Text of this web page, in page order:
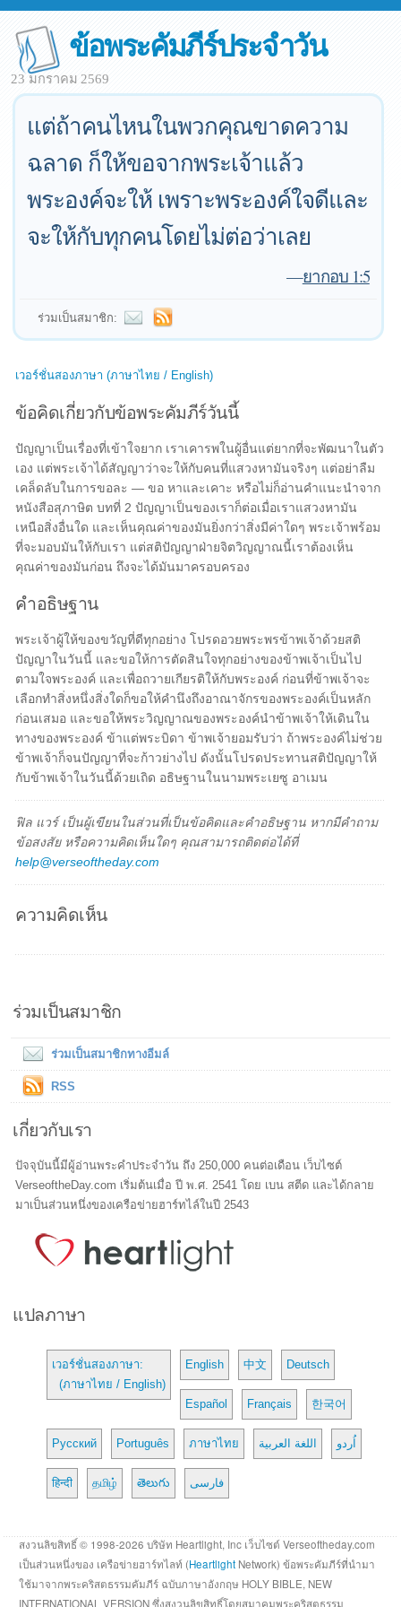
ข้อพระคัมภีร์ประจำวัน
23 มกราคม 2569
แต่ถ้าคนไหนในพวกคุณขาดความ
ฉลาด ก็ให้ขอจากพระเจ้าแล้ว
พระองค์จะให้ เพราะพระองค์ใจดีและ
จะให้กับทุกคนโดยไม่ต่อว่าเลย
—ยากอบ 1:5
ร่วมเป็นสมาชิก:
เวอร์ชั่นสองภาษา (ภาษาไทย / English)
ข้อคิดเกี่ยวกับข้อพระคัมภีร์วันนี้
ปัญญาเป็นเรื่องที่เข้าใจยาก เราเคารพในผู้อื่นแต่ยากที่จะพัฒนาในตัว
เอง แต่พระเจ้าได้สัญญาว่าจะให้กับคนที่แสวงหามันจริงๆ แต่อย่าลืม
เคล็ดลับในการขอละ — ขอ หาและเคาะ หรือไม่ก็อ่านคำแนะนำจาก
หนังสือสุภาษิต บทที่ 2 ปัญญาเป็นของเราก็ต่อเมื่อเราแสวงหามัน
เหนือสิ่งอื่นใด และเห็นคุณค่าของมันยิ่งกว่าสิ่งมีค่าใดๆ พระเจ้าพร้อม
ที่จะมอบมันให้กับเรา แต่สติปัญญาฝ่ายจิตวิญญาณนี้เราต้องเห็น
คุณค่าของมันก่อน ถึงจะได้มันมาครอบครอง
คำอธิษฐาน
พระเจ้าผู้ให้ของขวัญที่ดีทุกอย่าง โปรดอวยพระพรข้าพเจ้าด้วยสติ
ปัญญาในวันนี้ และขอให้การตัดสินใจทุกอย่างของข้าพเจ้าเป็นไป
ตามใจพระองค์ และเพื่อถวายเกียรติให้กับพระองค์ ก่อนที่ข้าพเจ้าจะ
เลือกทำสิ่งหนึ่งสิ่งใดก็ขอให้คำนึงถึงอาณาจักรของพระองค์เป็นหลัก
ก่อนเสมอ และขอให้พระวิญญาณของพระองค์นำข้าพเจ้าให้เดินใน
ทางของพระองค์ ข้าแต่พระบิดา ข้าพเจ้ายอมรับว่า ถ้าพระองค์ไม่ช่วย
ข้าพเจ้าก็จนปัญญาที่จะก้าวย่างไป ดังนั้นโปรดประทานสติปัญญาให้
กับข้าพเจ้าในวันนี้ด้วยเถิด อธิษฐานในนามพระเยซู อาเมน
ฟิล แวร์ เป็นผู้เขียนในส่วนที่เป็นข้อคิดและคำอธิษฐาน หากมีคำถาม
ข้อสงสัย หรือความคิดเห็นใดๆ คุณสามารถติดต่อได้ที่
help@verseoftheday.com
ความคิดเห็น
ร่วมเป็นสมาชิก
ร่วมเป็นสมาชิกทางอีมล์
RSS
เกี่ยวกับเรา
ปัจจุบันนี้มีผู้อ่านพระคำประจำวัน ถึง 250,000 คนต่อเดือน เว็บไซต์
VerseoftheDay.com เริ่มต้นเมื่อ ปี พ.ศ. 2541 โดย เบน สตีด และได้กลาย
มาเป็นส่วนหนึ่งของเครือข่ายฮาร์ทไล์ในปี 2543
แปลภาษา
เวอร์ชั่นสองภาษา:
(ภาษาไทย / English)
English 中文 Deutsch
Español Français 한국어
Русский Português ภาษาไทย اللغة العربية اُردو
हिन्दी தமிழ் తెలుగు فارسی
สงวนลิขสิทธิ์ © 1998-2026 บริษัท Heartlight, Inc เว็บไซต์ Verseoftheday.com
เป็นส่วนหนึ่งของ เครือข่ายฮาร์ทไลท์ (Heartlight Network) ข้อพระคัมภีร์ที่นำมา
ใช้มาจากพระคริสตธรรมคัมภีร์ ฉบับภาษาอังกฤษ HOLY BIBLE, NEW
INTERNATIONAL VERSION ซึ่งสงวนลิขสิทธิ์โดยสมาคมพระคริสตธรรม